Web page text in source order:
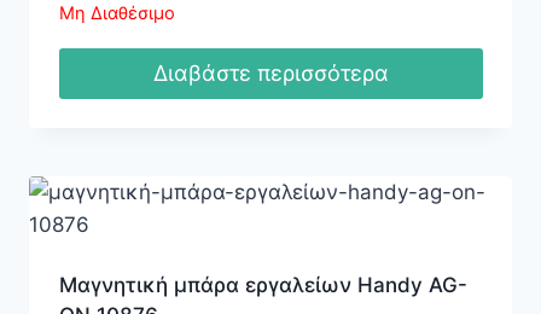
Μη Διαθέσιμο
Διαβάστε περισσότερα
Μαγνητική μπάρα εργαλείων Handy AG-